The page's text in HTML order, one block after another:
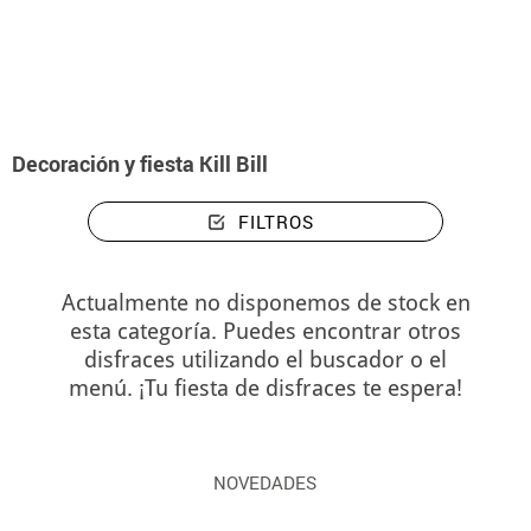
Decoración y fiesta Kill Bill
FILTROS
Actualmente no disponemos de stock en
esta categoría. Puedes encontrar otros
disfraces utilizando el buscador o el
menú. ¡Tu fiesta de disfraces te espera!
NOVEDADES